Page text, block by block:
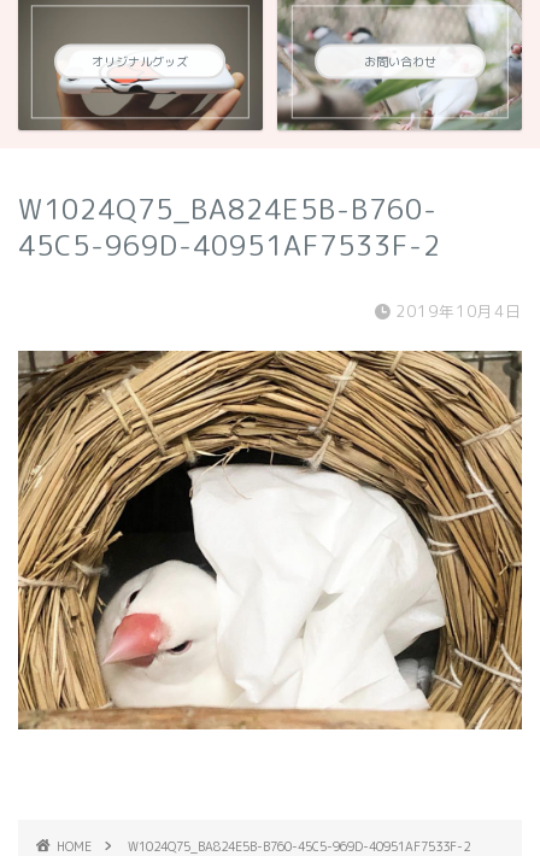
オリジナルグッズ お問い合わせ
W1024Q75_BA824E5B-B760-
45C5-969D-40951AF7533F-2
2019年10月4日
HOME W1024Q75_BA824E5B-B760-45C5-969D-40951AF7533F-2